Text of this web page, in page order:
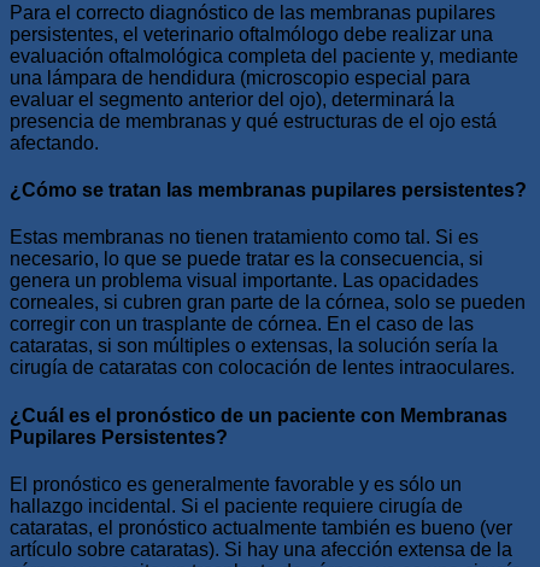
Para el correcto diagnóstico de las membranas pupilares
persistentes, el veterinario oftalmólogo debe realizar una
evaluación oftalmológica completa del paciente y, mediante
una lámpara de hendidura (microscopio especial para
evaluar el segmento anterior del ojo), determinará la
presencia de membranas y qué estructuras de el ojo está
afectando.
¿Cómo se tratan las membranas pupilares persistentes?
Estas membranas no tienen tratamiento como tal. Si es
necesario, lo que se puede tratar es la consecuencia, si
genera un problema visual importante. Las opacidades
corneales, si cubren gran parte de la córnea, solo se pueden
corregir con un trasplante de córnea. En el caso de las
cataratas, si son múltiples o extensas, la solución sería la
cirugía de cataratas con colocación de lentes intraoculares.
¿Cuál es el pronóstico de un paciente con Membranas
Pupilares Persistentes?
El pronóstico es generalmente favorable y es sólo un
hallazgo incidental. Si el paciente requiere cirugía de
cataratas, el pronóstico actualmente también es bueno (ver
artículo sobre cataratas). Si hay una afección extensa de la